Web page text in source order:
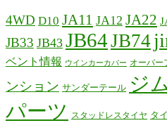
4WD D10 JA11 JA12 JA22
JB33 JB43 JB64JB74
ベント情報
ウインカーカバー オーバー
ンション サンダーテール ジ
パーツ
スタッドレスタイヤ タ